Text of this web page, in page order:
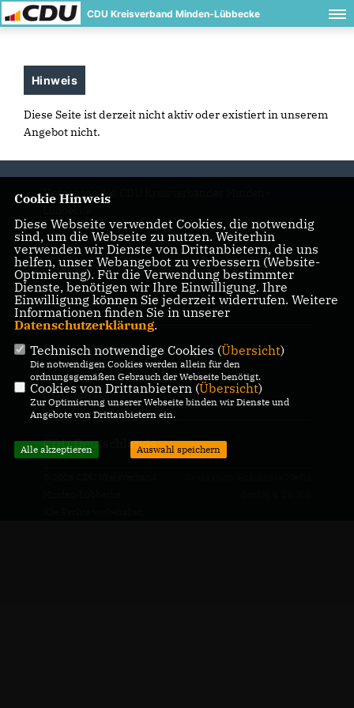
CDU Kreisverband Minden-Lübbecke
Hinweis
Diese Seite ist derzeit nicht aktiv oder existiert in unserem
Angebot nicht.
Homepage des CDU Kreisverbandes Minden-
IMPRESSUM DATENSCHUTZ KONTAKT
Dr. Oliver Vogt MdB
Bianca Winkelmann MdL
CDU NRW
CDU Deutschlands
Cookie Hinweis
Diese Webseite verwendet Cookies, die notwendig
sind, um die Webseite zu nutzen. Weiterhin
verwenden wir Dienste von Drittanbietern, die uns
helfen, unser Webangebot zu verbessern (Website-
Optmierung). Für die Verwendung bestimmter
Dienste, benötigen wir Ihre Einwilligung. Ihre
Einwilligung können Sie jederzeit widerrufen. Weitere
Informationen finden Sie in unserer
Datenschutzerklärung.
Technisch notwendige Cookies (Übersicht)
Die notwendigen Cookies werden allein für den
ordnungsgemäßen Gebrauch der Webseite benötigt.
Cookies von Drittanbietern (Übersicht)
Zur Optimierung unserer Webseite binden wir Dienste und
Angebote von Drittanbietern ein.
Alle akzeptieren Auswahl speichern